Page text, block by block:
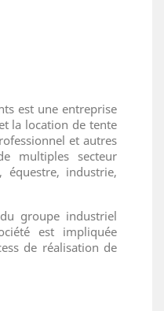
est une entreprise
la location de tente
et autres
multiples secteur
équestre, industrie,
groupe industriel
est impliquée
de réalisation de